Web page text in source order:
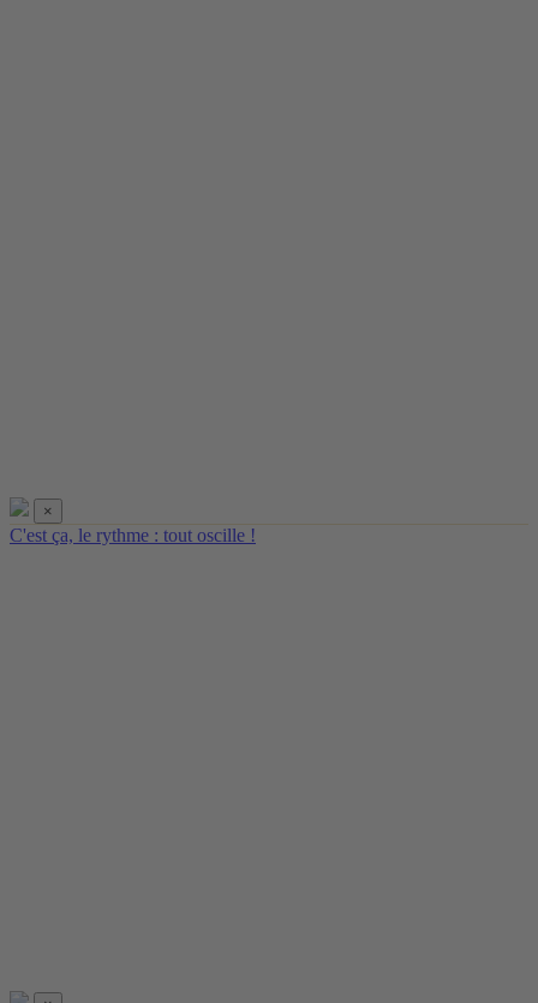
×
C'est ça, le rythme : tout oscille !